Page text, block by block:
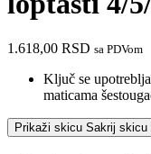
1.618,00 RSD sa PDVom
Ključ se
maticama
Prikaži skicu Sakrij skicu